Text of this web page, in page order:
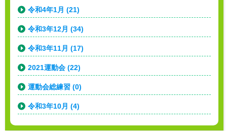
令和4年1月 (21)
令和3年12月 (34)
令和3年11月 (17)
2021運動会 (22)
運動会総練習 (0)
令和3年10月 (4)